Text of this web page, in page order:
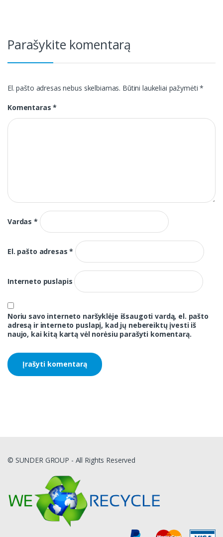
Parašykite komentarą
El. pašto adresas nebus skelbiamas. Būtini laukeliai pažymėti*
Komentaras*
Vardas*
El. pašto adresas*
Interneto puslapis
Noriu savo interneto naršyklėje išsaugoti vardą, el. pašto
adresą ir interneto puslapį, kad jų nebereiktų įvesti iš
naujo, kai kitą kartą vėl norėsiu parašyti komentarą.
© SUNDER GROUP - All Rights Reserved